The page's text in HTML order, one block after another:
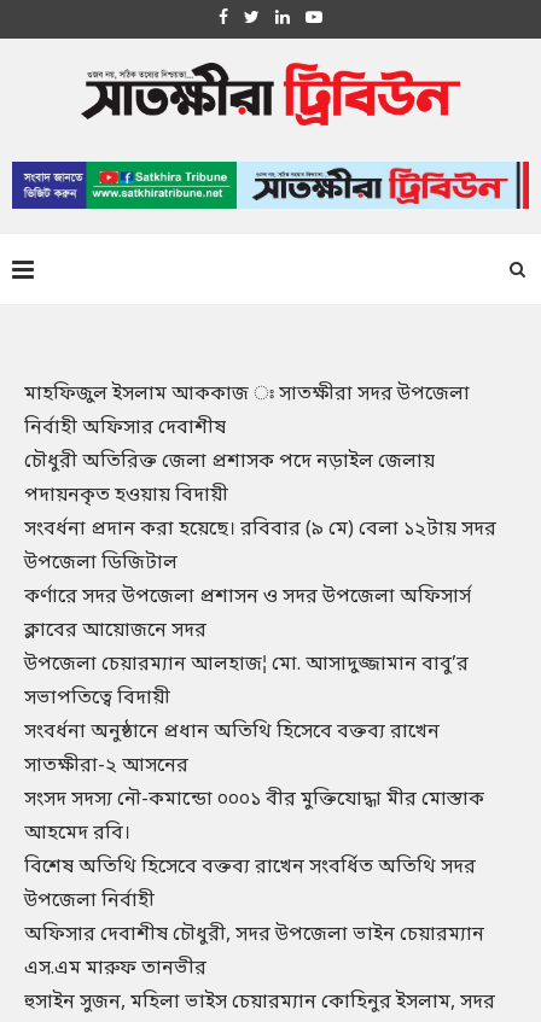
মাহফিজুল ইসলাম আককাজ ঃ সাতক্ষীরা সদর উপজেলা
নির্বাহী অফিসার দেবাশীষ
চৌধুরী অতিরিক্ত জেলা প্রশাসক পদে নড়াইল জেলায়
পদায়নকৃত হওয়ায় বিদায়ী
সংবর্ধনা প্রদান করা হয়েছে। রবিবার (৯ মে) বেলা ১২টায় সদর
উপজেলা ডিজিটাল
কর্ণারে সদর উপজেলা প্রশাসন ও সদর উপজেলা অফিসার্স
ক্লাবের আয়োজনে সদর
উপজেলা চেয়ারম্যান আলহাজ¦ মো. আসাদুজ্জামান বাবু’র
সভাপতিত্বে বিদায়ী
সংবর্ধনা অনুষ্ঠানে প্রধান অতিথি হিসেবে বক্তব্য রাখেন
সাতক্ষীরা-২ আসনের
সংসদ সদস্য নৌ-কমান্ডো ০০০১ বীর মুক্তিযোদ্ধা মীর মোস্তাক
আহমেদ রবি।
বিশেষ অতিথি হিসেবে বক্তব্য রাখেন সংবর্ধিত অতিথি সদর
উপজেলা নির্বাহী
অফিসার দেবাশীষ চৌধুরী, সদর উপজেলা ভাইন চেয়ারম্যান
এস.এম মারুফ তানভীর
হুসাইন সুজন, মহিলা ভাইস চেয়ারম্যান কোহিনুর ইসলাম, সদর